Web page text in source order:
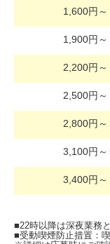
1,600円～
1,900円～
2,200円～
2,500円～
2,800円～
3,100円～
3,400円～